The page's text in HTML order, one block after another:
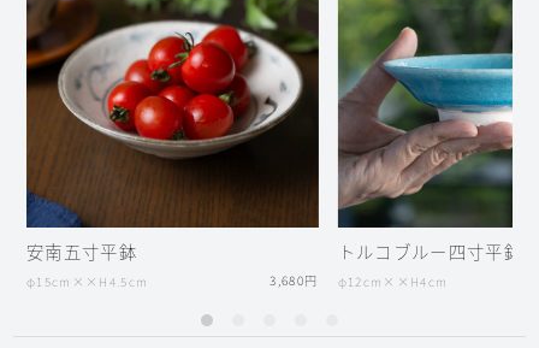
安南五寸平鉢
φ15cm××H4.5cm 3,680円
トルコブルー四寸平
φ12cm××H4cm